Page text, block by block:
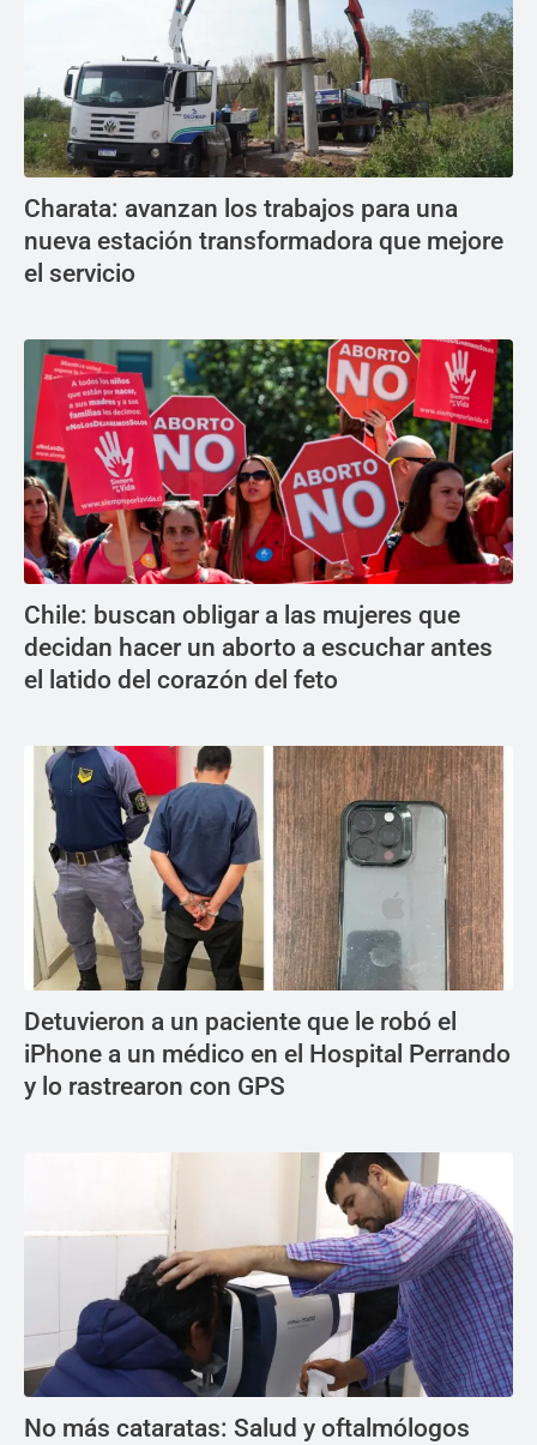
Charata: avanzan los trabajos para una
nueva estación transformadora que mejore
el servicio
Chile: buscan obligar a las mujeres que
decidan hacer un aborto a escuchar antes
el latido del corazón del feto
Detuvieron a un paciente que le robó el
iPhone a un médico en el Hospital Perrando
y lo rastrearon con GPS
No más cataratas: Salud y oftalmólogos